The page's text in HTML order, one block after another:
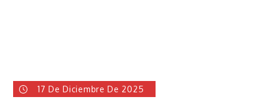
17 De Diciembre De 2025